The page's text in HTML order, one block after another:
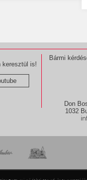
keresztül is!
Bármi
Don
1032